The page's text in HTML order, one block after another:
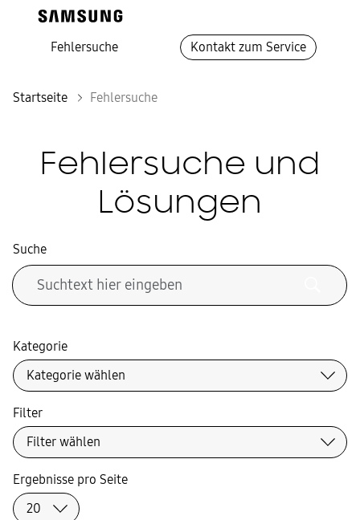
Fehlersuche Kontakt zum Service
Startseite Fehlersuche
Fehlersuche und
Lösungen
Suche
Kategorie
Filter
Ergebnisse pro Seite